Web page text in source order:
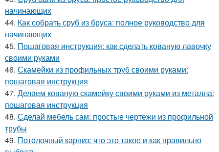
начинающих
44. Как собрать сруб из бруса: полное руководство для
начинающих
45. Пошаговая инструкция: как сделать кованую лавочку
своими руками
46. Скамейки из профильных труб своими руками:
пошаговая инструкция
47. Делаем кованую скамейку своими руками из металла:
пошаговая инструкция
48. Сделай мебель сам: простые чертежи из профильной
трубы
49. Потолочный карниз: что это такое и как правильно